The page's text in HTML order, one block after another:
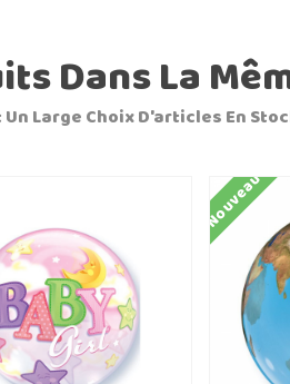
Dans La
Large Choix D'articles En
Nouveau